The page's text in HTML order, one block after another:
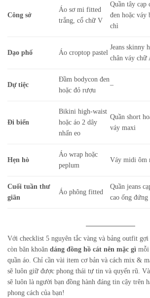
Công sở
Áo sơ mi fitted
trắng, cổ chữ V
Quần tây cạp
đen hoặc váy
chì
Dạo phố Áo croptop pastel
Jeans skinny
chân váy chữ
Dự tiệc
Đầm bodycon đen
hoặc đỏ rượu
–
Đi biển
Bikini high-waist
hoặc áo 2 dây
nhấn eo
Quần short
váy maxi
Hẹn hò
Áo wrap hoặc
peplum
Váy midi ôm
Cuối tuần thư
giãn
Áo phông fitted
Quần jeans
cao ống đứng
Với checklist 5 nguyên tắc vàng và bảng outfit gợi
còn băn khoăn dáng đồng hồ cát nên mặc gì
quần áo. Chỉ cần vài item cơ bản và cách mix &
sẽ luôn giữ được phong thái tự tin và quyến rũ.
sẽ luôn là người bạn đồng hành đáng tin cậy trên
phong cách của bạn!